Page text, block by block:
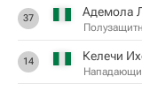
37 Адемола
14 Келечи